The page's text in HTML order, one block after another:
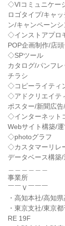
◇VIコミュニケー
ロゴタイプ/キャ
ン/キャンペーン
◇インストアプロ
POP企画制作/店
◇SPツール
カタログ/パンフ
チラシ
◇コピーライティ
◇アドクリエイテ
ポスター/新聞広
◇インターネット
Webサイト構築/
◇photoグラフ
◇カスタマーリレ
データベース構築/
事業所
￣￣Ｖ￣￣￣
・高知本社/高知
・東京支社/東京
RE 19F